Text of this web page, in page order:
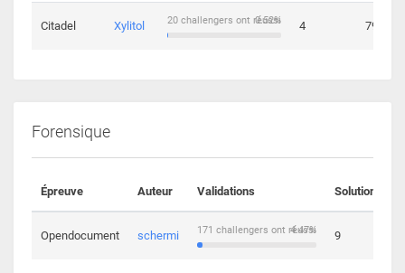
Citadel Xylitol 0.52%
20 challengers ont réussi 4 79
Forensique
Épreuve Auteur Validations Solutions
Opendocument schermi 4.47%
171 challengers ont réussi 9